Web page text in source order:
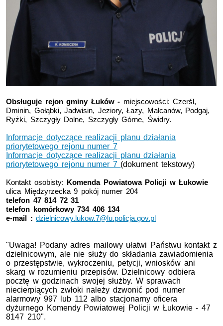
Obsługuje rejon gminy Łuków - miejscowości:Czerśl,
Dminin, Gołąbki, Jadwisin, Jeziory, Łazy, Malcanów, Podgaj,
Ryżki, Szczygły Dolne, Szczygły Górne, Świdry.
Informacje dotyczące realizacji planu działania
priorytetowego rejonu numer 7
Informacje dotyczące realizacji planu działania
priorytetowego rejonu numer 7 (dokument tekstowy)
Kontakt osobisty:
Komenda Powiatowa Policji w Łukowie
ulica Międzyrzecka 9 pokój numer 204
telefon 47 814 72 31
telefon komórkowy 734 406 134
e-mail :dzielnicowy.lukow.7@lu.policja.gov.pl
"Uwaga! Podany adres mailowy ułatwi Państwu kontakt z
dzielnicowym, ale nie służy do składania zawiadomienia
o przestępstwie, wykroczeniu, petycji, wniosków ani
skarg w rozumieniu przepisów. Dzielnicowy odbiera
pocztę w godzinach swojej służby. W sprawach
niecierpiących zwłoki należy dzwonić pod numer
alarmowy 997 lub 112 albo stacjonarny oficera
dyżurnego Komendy Powiatowej Policji w Łukowie - 47
8147 210".